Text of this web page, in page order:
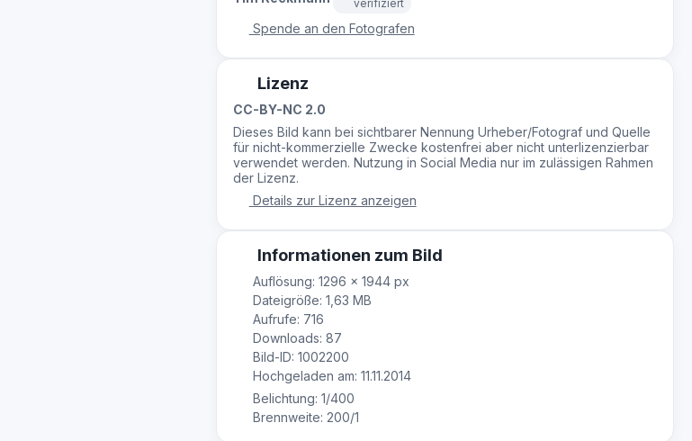
verifiziert
Spende an den Fotografen
Lizenz
CC-BY-NC 2.0
Dieses Bild kann bei sichtbarer Nennung Urheber/Fotograf und Quelle
für nicht-kommerzielle Zwecke kostenfrei aber nicht unterlizenzierbar
verwendet werden. Nutzung in Social Media nur im zulässigen Rahmen
der Lizenz.
Details zur Lizenz anzeigen
Informationen zum Bild
Auflösung: 1296 × 1944 px
Dateigröße: 1,63 MB
Aufrufe: 716
Downloads: 87
Bild-ID: 1002200
Hochgeladen am: 11.11.2014
Belichtung: 1/400
Brennweite: 200/1